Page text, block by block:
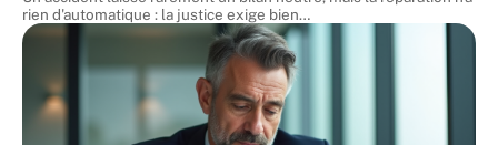
rien d'automatique : la justice exige bien…